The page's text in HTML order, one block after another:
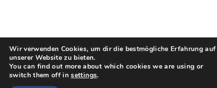
Wir verwenden Cookies, um dir die bestmögliche Erfahrung auf
unserer Website zu bieten.
You can find out more about which cookies we are using or
switch them off insettings.